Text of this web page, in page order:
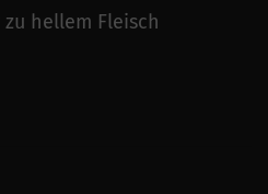
hellem Fleisch